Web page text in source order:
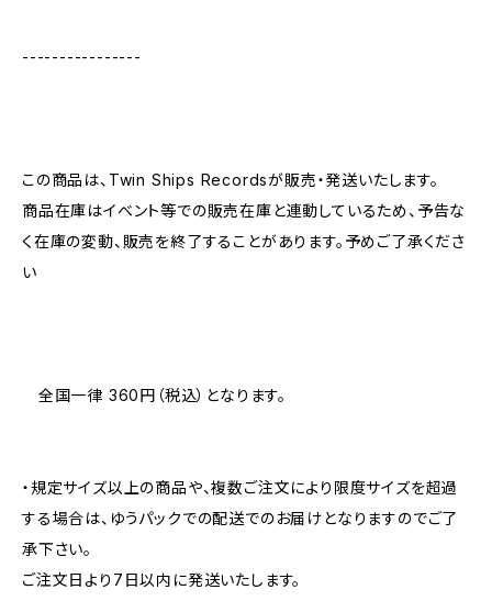
----------------
この商品は、Twin Ships Recordsが販売・発送いたします。
商品在庫はイベント等での販売在庫と連動しているため、予告な
く在庫の変動、販売を終了することがあります。予めご了承くださ
い
全国一律 360円（税込）となります。
・規定サイズ以上の商品や、複数ご注文により限度サイズを超過
する場合は、ゆうパックでの配送でのお届けとなりますのでご了
承下さい。
ご注文日より7日以内に発送いたします。